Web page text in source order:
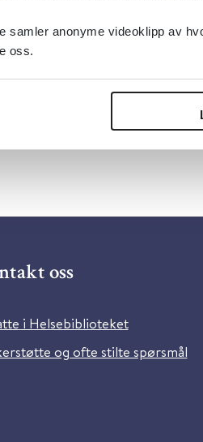
samler anonyme videoklipp av
oss.
oss
i Helsebiblioteket
og ofte stilte spørsmål